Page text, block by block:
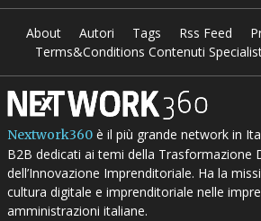
About Autori Tags Rss Feed
Terms&Conditions Contenuti
Nextwork360è il più grande network in
B2B dedicati ai temi della Trasformazione
dell’Innovazione Imprenditoriale. Ha la
cultura digitale e imprenditoriale nelle
amministrazioni italiane.